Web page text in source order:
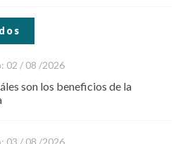
02 / 08 /2026
son los beneficios de la
03 / 08 /2026